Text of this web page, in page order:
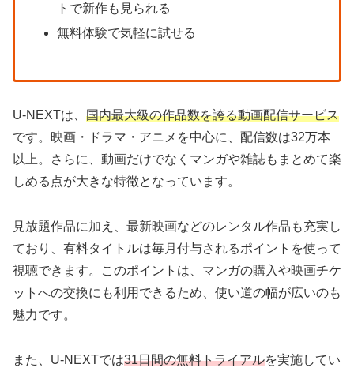
トで新作も見られる
無料体験で気軽に試せる
U-NEXTは、 国内最大級の作品数を誇る動画配信サービス
です。映画・ドラマ・アニメを中心に、配信数は32万本
以上。さらに、動画だけでなくマンガや雑誌もまとめて楽
しめる点が大きな特徴となっています。
見放題作品に加え、最新映画などのレンタル作品も充実し
ており、有料タイトルは毎月付与されるポイントを使って
視聴できます。このポイントは、マンガの購入や映画チケ
ットへの交換にも利用できるため、使い道の幅が広いのも
魅力です。
また、U-NEXTでは31日間の無料トライアルを実施してい